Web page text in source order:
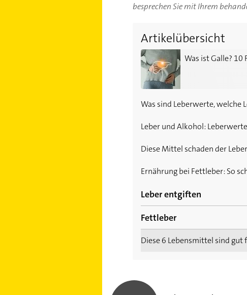
besprechen Sie mit Ihrem
Artikelübersicht
Was ist Galle?
Was ist Galle? 10 Fakten
Was sind Leberwerte, welche
Leber und Alkohol:
Diese Mittel schaden der Leber
Ernährung bei Fettleber: So
Leber entgiften
Leberwickel: Wie Sie Ihre
Leber entgiften: So geht es
Fettleber
Fettleber: Ursache und
Hepatitis D: Seltene
Diese 6 Lebensmittel sind gut